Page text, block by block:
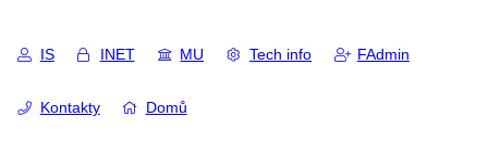
IS INET MU Tech info FAdmin
Kontakty Domů